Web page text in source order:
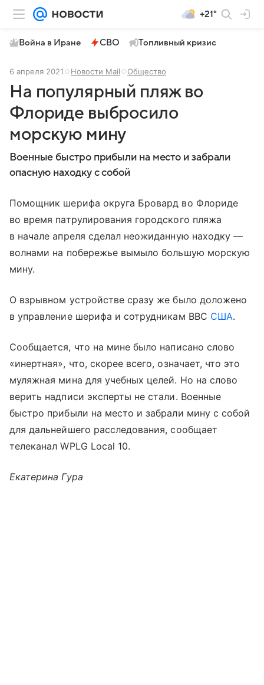
+21°
Война в Иране СВО Топливный кризис
6 апреля 2021 Новости Mail Общество
На популярный пляж во
Флориде выбросило
морскую мину
Военные быстро прибыли на место и забрали
опасную находку с собой
Помощник шерифа округа Бровард во Флориде
во время патрулирования городского пляжа
в начале апреля сделал неожиданную находку —
волнами на побережье вымыло большую морскую
мину.
О взрывном устройстве сразу же было доложено
в управление шерифа и сотрудникам ВВС США.
Сообщается, что на мине было написано слово
«инертная», что, скорее всего, означает, что это
муляжная мина для учебных целей. Но на слово
верить надписи эксперты не стали. Военные
быстро прибыли на место и забрали мину с собой
для дальнейшего расследования, сообщает
телеканал WPLG Local 10.
Екатерина Гура